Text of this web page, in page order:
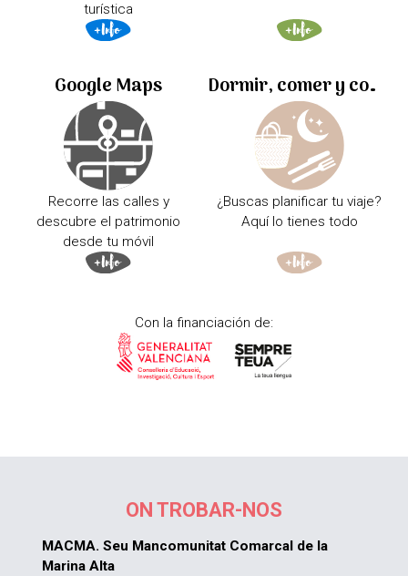
turística
Google Maps
Recorre las calles y
descubre el patrimonio
desde tu móvil
Dormir, comer y comprar
¿Buscas planificar tu viaje?
Aquí lo tienes todo
Con la financiación de:
ON TROBAR-NOS
MACMA. Seu Mancomunitat Comarcal de la
Marina Alta